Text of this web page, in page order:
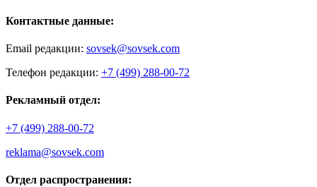
Контактные данные:
Email редакции: sovsek@sovsek.com
Телефон редакции: +7 (499) 288-00-72
Рекламный отдел:
+7 (499) 288-00-72
reklama@sovsek.com
Отдел распространения: